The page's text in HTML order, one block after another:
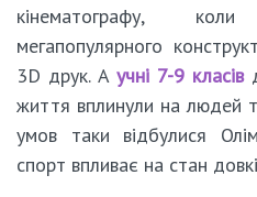
кінематографу,
мегапопулярного
3D друк. Аучні 7-9 класів
життя вплинули на людей
умов таки відбулися
спорт впливає на стан